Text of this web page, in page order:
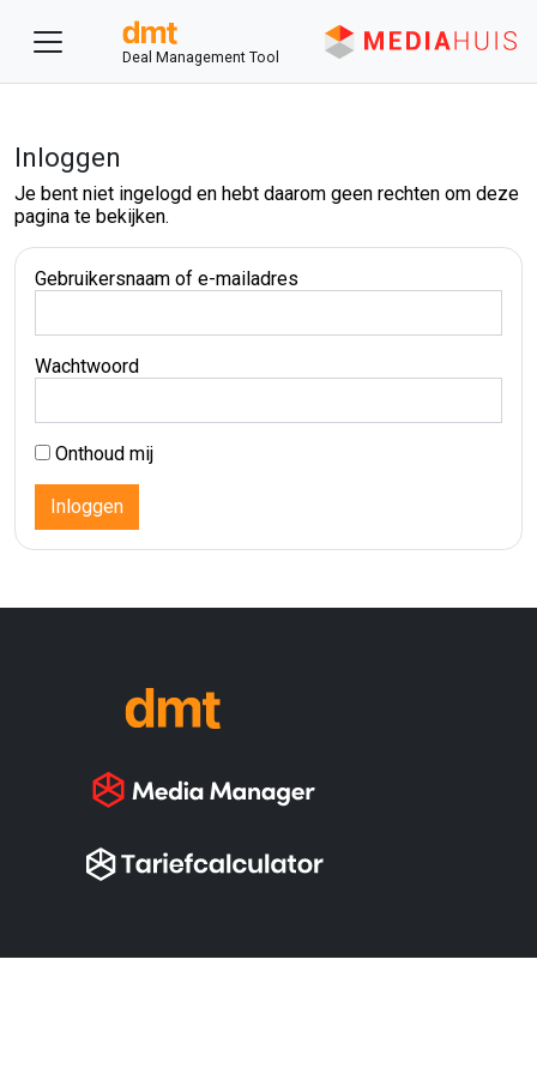
Deal Management Tool
Inloggen
Je bent niet ingelogd en hebt daarom geen rechten om deze
pagina te bekijken.
Gebruikersnaam of e-mailadres
Wachtwoord
Onthoud mij